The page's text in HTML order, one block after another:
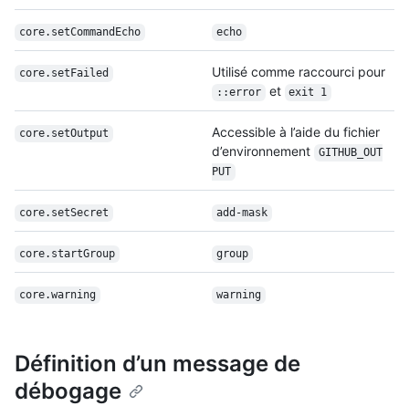
core.setCommandEcho echo
core.setFailed Utilisé comme raccourci pour
::error et exit 1
core.setOutput
Accessible à l’aide du fichier
d’environnement
GITHUB_OUT
PUT
core.setSecret add-mask
core.startGroup group
core.warning warning
Définition d’un message de
débogage